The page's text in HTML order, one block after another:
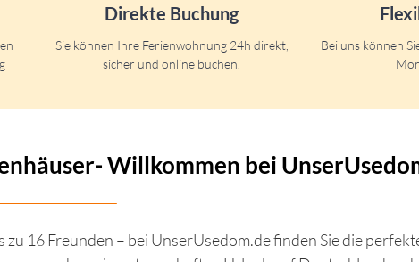
Direkte Buchung
Sie können Ihre Ferienwohnung 24h direkt,
sicher und online buchen.
Bei uns können
Willkommen bei
16 Freunden – bei UnserUsedom.de finden Sie die